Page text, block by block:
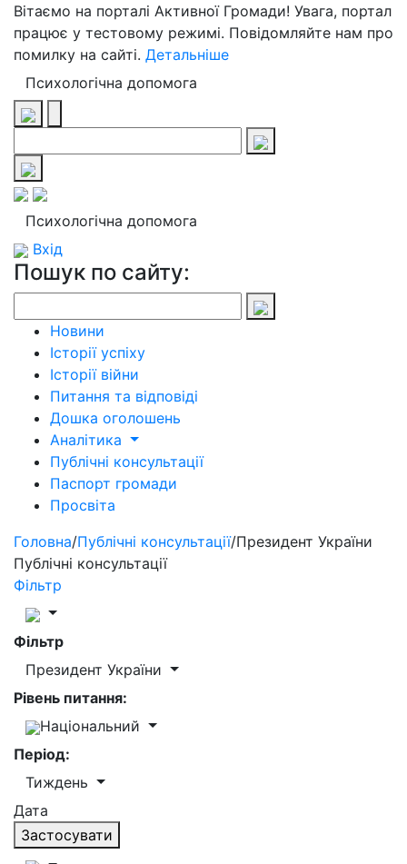
Вітаємо на порталі Активної Громади! Увага, портал
працює у тестовому режимі. Повідомляйте нам про
помилку на сайті. Детальніше
Психологічна допомога
Психологічна допомога
Вхід
Пошук по сайту:
Новини
Історії успіху
Історії війни
Питання та відповіді
Дошка оголошень
Аналітика
Публічні консультації
Паспорт громади
Просвіта
Головна/Публічні консультації/Президент України
Публічні консультації
Фільтр
Фільтр
Президент України
Рівень питання:
Національний
Період:
Тиждень
Дата
Застосувати